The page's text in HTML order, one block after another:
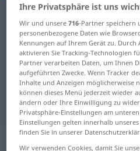
Deutsch-Rumänisch
Deutsch-
für "eindrucksvoll"
"eindrucksvoll"
Übersetzung
„eindrucksvoll“:
Ihre Privatsphäre ist uns
Wir und unsere716-Partner speichern
personenbezogene Daten wie
Kennungen auf Ihrem Gerät zu. Durch
aktivieren Sie Tracking-Technologien
Partner verarbeiten Daten, um Ihnen
aufgeführten Zwecke. Wenn Tracker
Inhalte und Anzeigen möglicherweise
können dieses Menü jederzeit wieder
ändern oder Ihre Einwilligung zu
Privatsphäre-Einstellungen am
Einstellungen gelten innerhalb
finden Sie in unserer
Wir verwenden Cookies, damit Sie